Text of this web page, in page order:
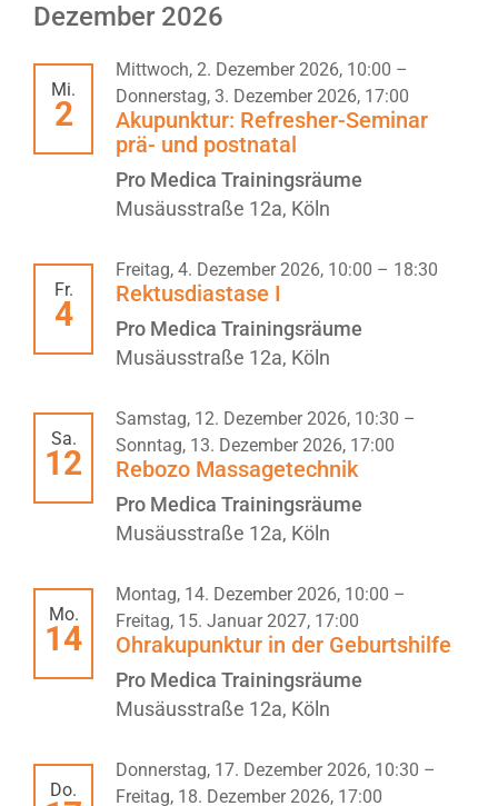
Dezember 2026
Mi.
2
Akupunktur: Refresher-Seminar
prä- und postnatal
Mittwoch, 2. Dezember 2026, 10:00 –
Donnerstag, 3. Dezember 2026, 17:00
Pro Medica Trainingsräume
Musäusstraße 12a, Köln
Fr.
4
Rektusdiastase I
Freitag, 4. Dezember 2026, 10:00 – 18:30
Pro Medica Trainingsräume
Musäusstraße 12a, Köln
Sa.
12 Rebozo Massagetechnik
Samstag, 12. Dezember 2026, 10:30 –
Sonntag, 13. Dezember 2026, 17:00
Pro Medica Trainingsräume
Musäusstraße 12a, Köln
Mo.
14 Ohrakupunktur in der Geburtshilfe
Montag, 14. Dezember 2026, 10:00 –
Freitag, 15. Januar 2027, 17:00
Pro Medica Trainingsräume
Musäusstraße 12a, Köln
Do.
Donnerstag, 17. Dezember 2026, 10:30 –
Freitag, 18. Dezember 2026, 17:00